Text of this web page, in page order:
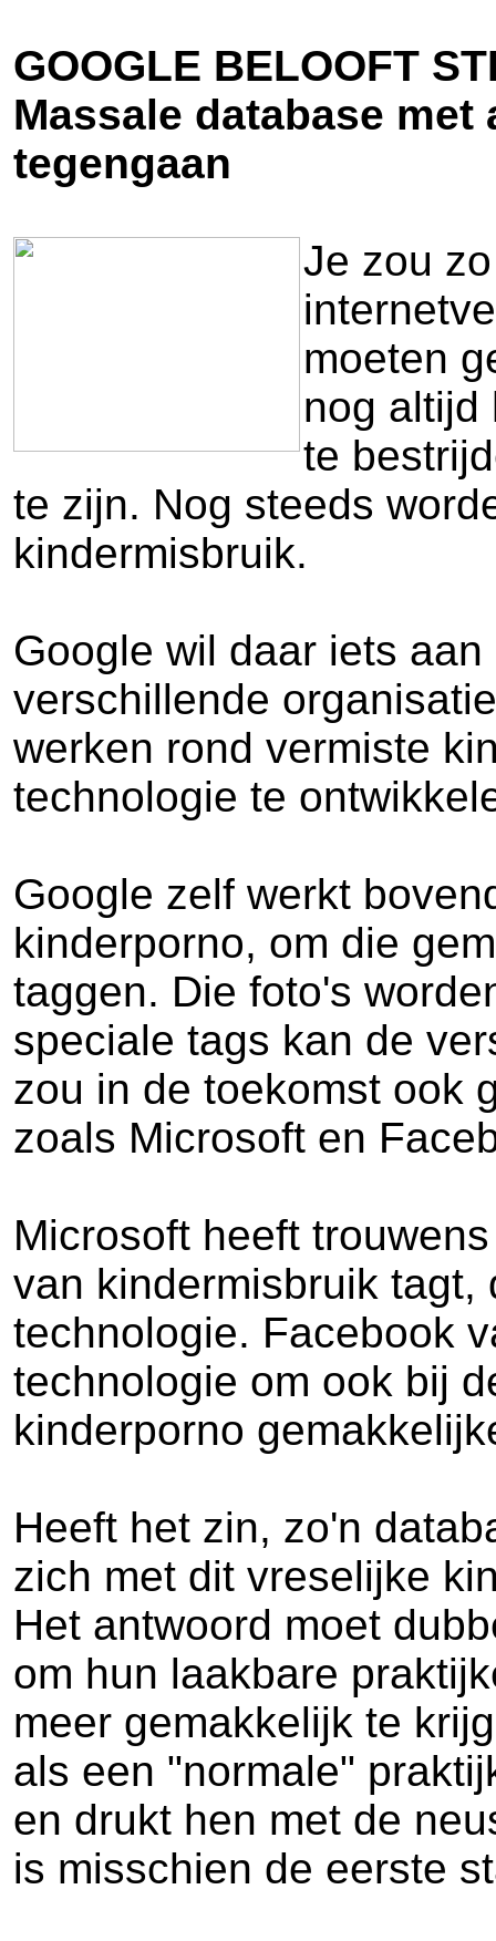
GOOGLE BELOOFT
Massale database
tegengaan
Je zou
moeten
nog altijd
te
te zijn. Nog steeds
kindermisbruik.
Google wil daar iets
verschillende
werken rond vermiste
technologie te
Google zelf werkt
kinderporno, om die
taggen. Die foto's
speciale tags kan de
zou in de toekomst ook
zoals Microsoft en
Microsoft heeft
van kindermisbruik tagt,
technologie. Facebook
technologie om ook bij
kinderporno
Heeft het zin, zo'n
zich met dit vreselijke
Het antwoord moet
om hun laakbare
meer gemakkelijk te
als een "normale"
en drukt hen met de
is misschien de eerste